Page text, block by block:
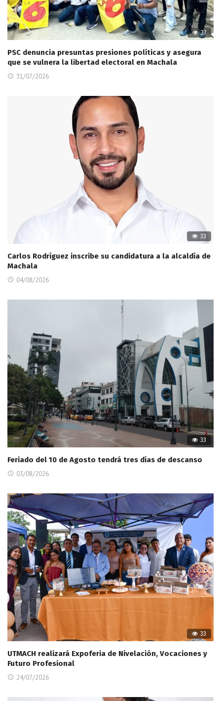
37
PSC denuncia presuntas presiones políticas y asegura
que se vulnera la libertad electoral en Machala
31/07/2026
33
Carlos Rodríguez inscribe su candidatura a la alcaldía de
Machala
04/08/2026
33
Feriado del 10 de Agosto tendrá tres días de descanso
03/08/2026
33
UTMACH realizará Expoferia de Nivelación, Vocaciones y
Futuro Profesional
24/07/2026